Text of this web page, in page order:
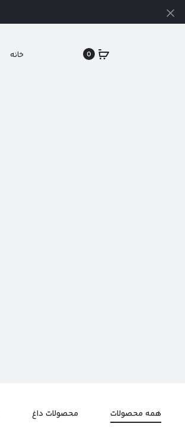
بستن
0 خانه
همه محصولات محصولات داغ